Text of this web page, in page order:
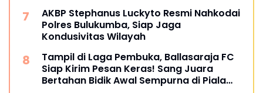
AKBP Stephanus Luckyto Resmi Nahkodai
Polres Bulukumba, Siap Jaga
Kondusivitas Wilayah
Tampil di Laga Pembuka, Ballasaraja FC
Siap Kirim Pesan Keras! Sang Juara
Bertahan Bidik Awal Sempurna di Piala